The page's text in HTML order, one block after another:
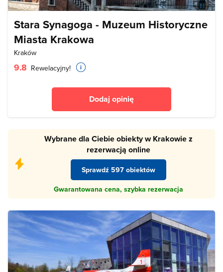
Stara Synagoga - Muzeum Historyczne
Miasta Krakowa
Kraków
9.8 Rewelacyjny!
Dodaj opinię
Wybrane dla Ciebie obiekty w Krakowie z
rezerwacją online
Sprawdź 597 obiektów
Gwarantowana cena, szybka rezerwacja